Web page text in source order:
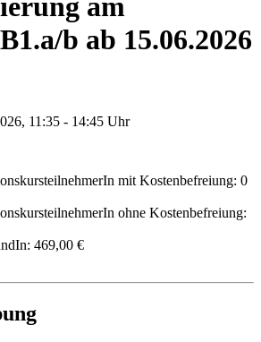
b ab 15.06.2026
11:35 - 14:45 Uhr
mit Kostenbefreiung: 0
ohne Kostenbefreiung:
469,00 €